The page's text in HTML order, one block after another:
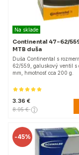
Na sklade
Continental 47-62/
MTB duša
Duša Continental s
62/559, galuskový ventil s
mm, hmotnosť cca 200 g.
3.36 €
8.95 €
-45%